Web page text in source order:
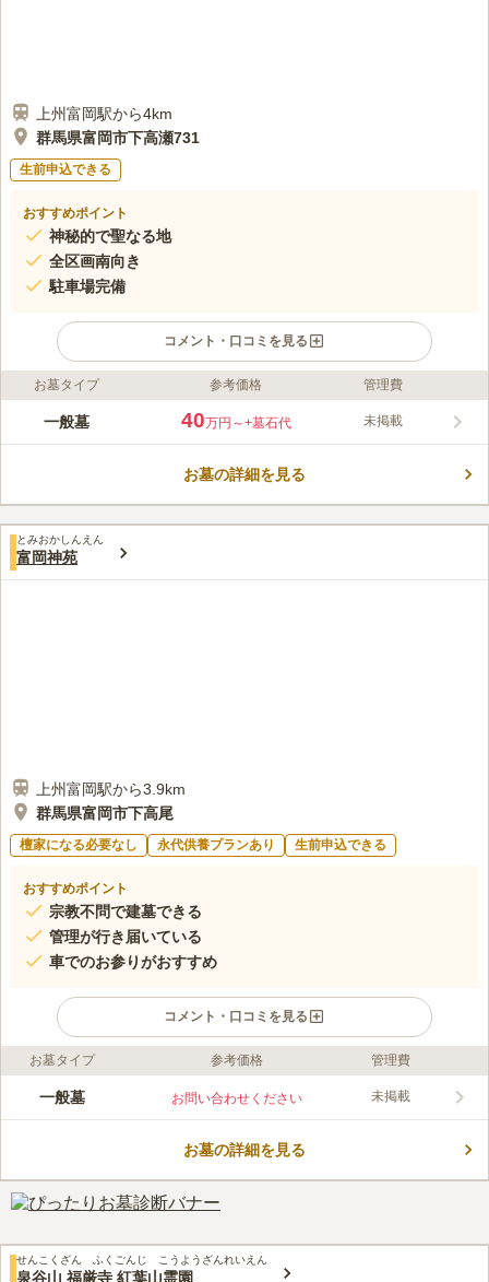
上州富岡駅から4km
群馬県富岡市下高瀬731
生前申込できる
おすすめポイント
神秘的で聖なる地
全区画南向き
駐車場完備
コメント・口コミを見る
ライフドット編集部のコメント
うっそうと茂った緑の木々の中にぽつんとたたずむ光厳寺は、神
上越自動車道路のインターから約16分のところにあり、車でのア
口コミ評価
この霊園はまだ誰からも評価されていません。
お墓タイプ 参考価格 管理費
一般墓 40万円～+墓石代 未掲載
お墓の詳細を見る
とみおかしんえん
富岡神苑
上州富岡駅から3.9km
群馬県富岡市下高尾
檀家になる必要なし 永代供養プランあり 生前申込できる
おすすめポイント
宗教不問で建墓できる
管理が行き届いている
車でのお参りがおすすめ
コメント・口コミを見る
ライフドット編集部のコメント
富岡市の北に位置する神社新道の霊園です。周囲を自然豊かな
ご高齢の方や車椅子の方でも安心です。霊苑の入り口には見事な
出迎えてくれます。
口コミ評価
お墓タイプ 参考価格 管理費
一般墓 お問い合わせください 未掲載
お墓の詳細を見る
せんこくざん ふくごんじ こうようざんれいえん
泉谷山 福厳寺 紅葉山霊園